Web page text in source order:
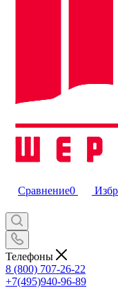
Сравнение0
Телефоны
8 (800) 707-26-22
+7(495)940-96-89